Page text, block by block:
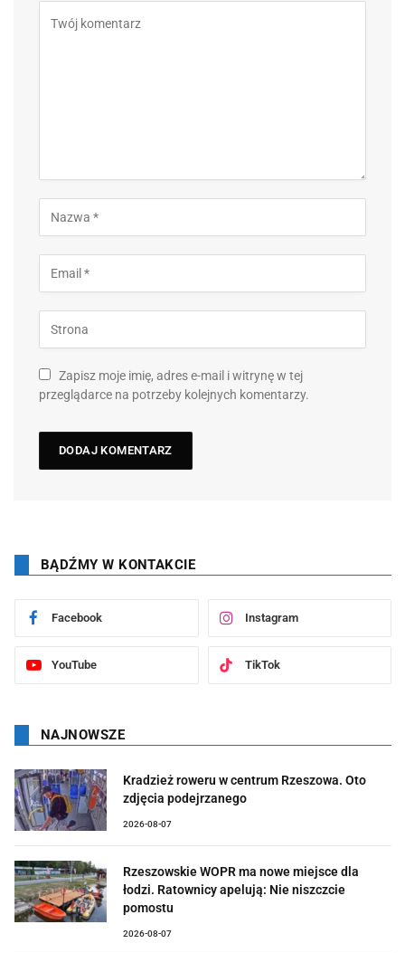
Zapisz moje imię, adres e-mail i witrynę w tej
przeglądarce na potrzeby kolejnych komentarzy.
BĄDŹMY W KONTAKCIE
Facebook Instagram
YouTube TikTok
NAJNOWSZE
Kradzież roweru w centrum Rzeszowa. Oto
zdjęcia podejrzanego
2026-08-07
Rzeszowskie WOPR ma nowe miejsce dla
łodzi. Ratownicy apelują: Nie niszczcie
pomostu
2026-08-07